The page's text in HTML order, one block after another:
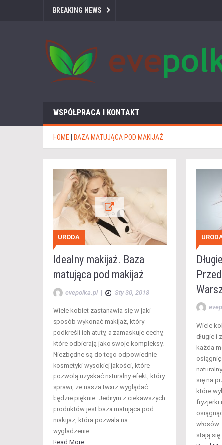
BREAKING NEWS
WSPÓŁPRACA I KONTAKT
HOME BAZA MATUJĄCA POD MAKIJAŻ
URODA
Idealny makijaż. Baza
matująca pod makijaż
evepolka.pl | Sty 30, 2018
Wiele kobiet zastanawia się w jaki
sposób wykonać makijaż, który
podkreśli ich atuty, a zamaskuje cechy,
które odbierają jako swoje kompleksy.
Niezbędne są do tego odpowiednie
kosmetyki wysokiej jakości, które
pozwolą uzyskać naturalny efekt, który
sprawi, że nasza twarz wyglądać
będzie pięknie. Jednym z ciekawszych
produktów jest baza matująca pod
makijaż, która pozwala na
wygładzenie…
Read More
Wiele
długie i
każda
się na
które
fryzjerki
stają się…